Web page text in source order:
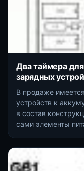
Два таймера
зарядных
В продаже
устройств к
в состав
сами элементы